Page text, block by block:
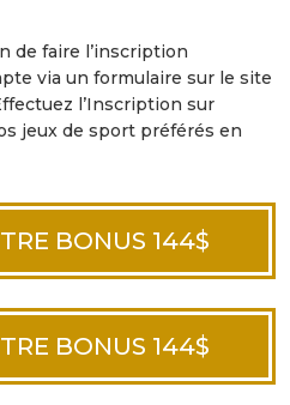
de faire l’inscription
via un formulaire sur le site
l’Inscription sur
jeux de sport préférés en
BONUS 144$
BONUS 144$